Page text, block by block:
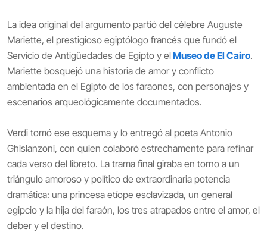
La idea original del argumento partió del célebre Auguste
Mariette, el prestigioso egiptólogo francés que fundó el
Servicio de Antigüedades de Egipto y elMuseo de El Cairo.
Mariette bosquejó una historia de amor y conflicto
ambientada en el Egipto de los faraones, con personajes y
escenarios arqueológicamente documentados.
Verdi tomó ese esquema y lo entregó al poeta Antonio
Ghislanzoni, con quien colaboró estrechamente para refinar
cada verso del libreto. La trama final giraba en torno a un
triángulo amoroso y político de extraordinaria potencia
dramática: una princesa etíope esclavizada, un general
egipcio y la hija del faraón, los tres atrapados entre el amor, el
deber y el destino.